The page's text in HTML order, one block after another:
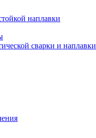
наплавки
сварки и наплавки